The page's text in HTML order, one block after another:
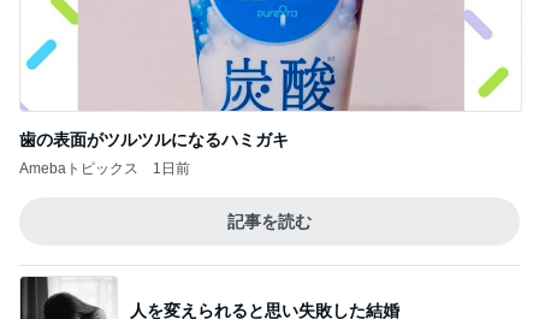
歯の表面がツルツルになるハミガキ
Amebaトピックス 1日前
記事を読む
人を変えられると思い失敗した結婚